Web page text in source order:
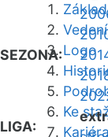
Logo
Ke
SEZONA:
LIGA: